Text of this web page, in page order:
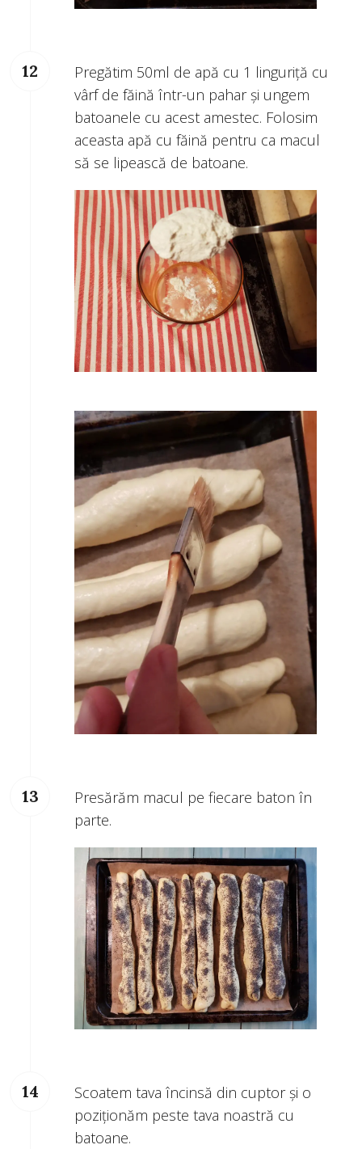
Pregătim 50ml de apă cu 1 linguriță cu
vârf de făină într-un pahar și ungem
batoanele cu acest amestec. Folosim
aceasta apă cu făină pentru ca macul
să se lipească de batoane.
Presărăm macul pe fiecare baton în
parte.
Scoatem tava încinsă din cuptor și o
poziționăm peste tava noastră cu
batoane.